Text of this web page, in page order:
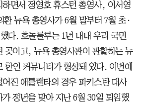
면서 정영호 휴스턴 총영사, 이서영
뉴욕 총영사가 6월 말부터 7월 초·
다. 호놀룰루는 1년 내내 우리 국민
곳이고, 뉴욕 총영사관이 관할하는 뉴
한인 커뮤니티가 형성돼 있다. 이번에
진 애틀랜타의 경우 파키스탄 대사
정년을 맞아 지난 6월 30일 퇴임했